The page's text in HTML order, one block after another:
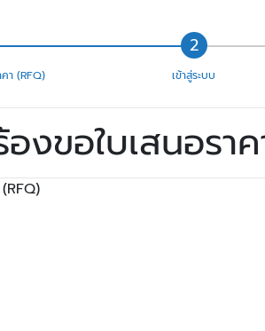
า (RFQ) เข้าสู่ระบบ
งขอใบเสนอรา